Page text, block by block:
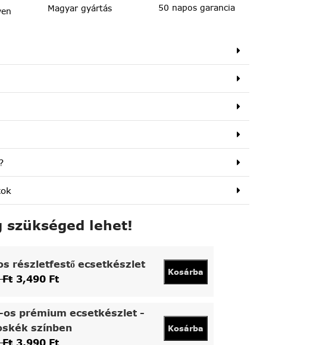
Magyar gyártás 50 napos garancia
szükséged lehet!
részletfestő ecsetkészlet
Ft 3,490 Ft
Kosárba
os prémium ecsetkészlet -
színben
Kosárba